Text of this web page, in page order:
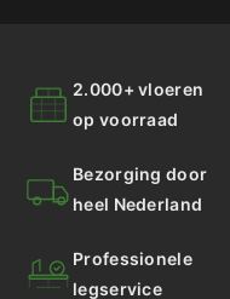
2.000+ vloeren
op voorraad
Bezorging door
heel Nederland
Professionele
legservice